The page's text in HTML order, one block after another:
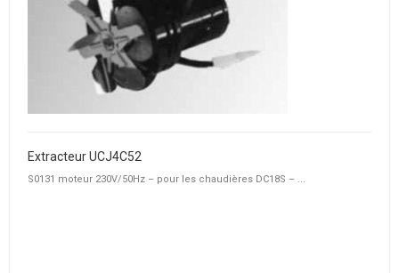
Extracteur UCJ4C52
S0131 moteur 230V/50Hz – pour les chaudières DC18S – ...